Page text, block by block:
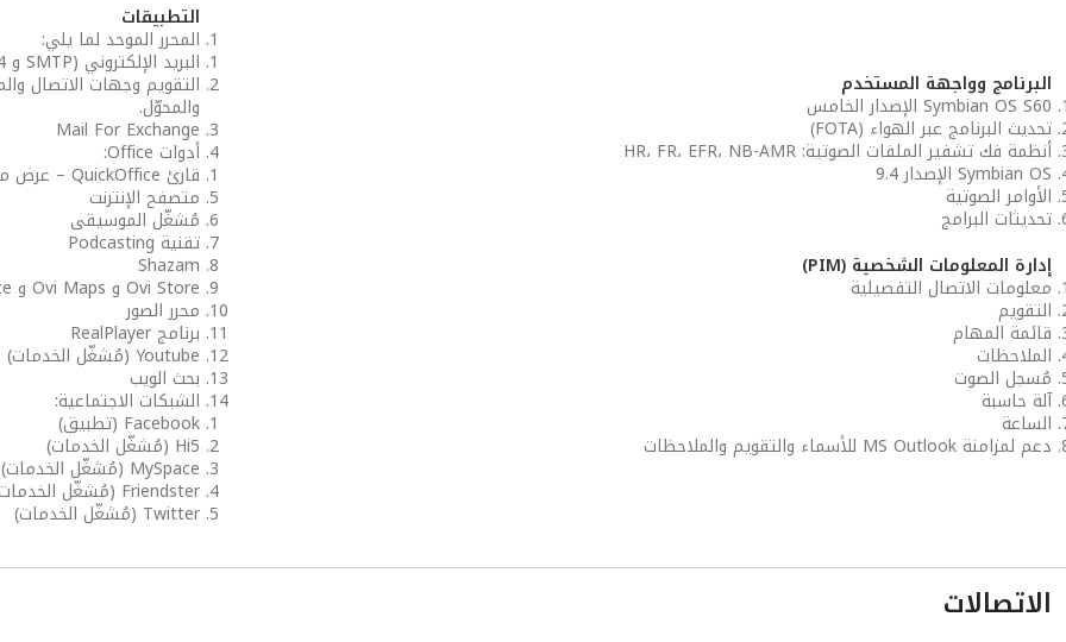
البرنامج وواجهة المستخدم
Symbian OS S60 الإصدار الخامس
تحديث البرنامج عبر الهواء (FOTA)
أنظمة فك تشفير الملفات الصوتية: HR، FR، EFR، NB-AMR
Symbian OS الإصدار 9.4
الأوامر الصوتية
تحديثات البرامج
إدارة المعلومات الشخصية (PIM)
معلومات الاتصال التفصيلية
التقويم
قائمة المهام
الملاحظات
مُسجل الصوت
آلة حاسبة
الساعة
دعم لمزامنة MS Outlook للأسماء والتقويم والملاحظات
التطبيقات
المحرر الموحد لما يلي:
البريد الإلكتروني (SMTP و IMAP4 و POP3)
التقويم وجهات الاتصال
والمحوّل.
Mail For Exchange
أدوات Office:
قارئ QuickOffice – عرض مرفقات البريد الإلكتروني: .doc، و.xls، و.ppt، و.pdf
متصفح الإنترنت
مُشغّل الموسيقى
تقنية Podcasting
Shazam
Ovi Store و Ovi Maps و Ovi Suite، و Ovi Contacts، وOvi Sync، و MyNokia
محرر الصور
برنامج RealPlayer
Youtube (مُشغّل الخدمات)
بحث الويب
الشبكات الاجتماعية:
Facebook (تطبيق)
Hi5 (مُشغّل الخدمات)
MySpace (مُشغّل الخدمات)
Friendster (مُشغّل الخدمات)
Twitter (مُشغّل الخدمات)
الاتصالات